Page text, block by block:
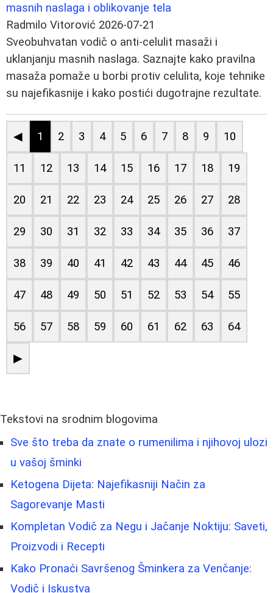
masnih naslaga i oblikovanje tela
Radmilo Vitorović 2026-07-21
Sveobuhvatan vodič o anti-celulit masaži i
uklanjanju masnih naslaga. Saznajte kako pravilna
masaža pomaže u borbi protiv celulita, koje tehnike
su najefikasnije i kako postići dugotrajne rezultate.
◀ 1 2 3 4 5 6 7 8 9 10
11 12 13 14 15 16 17 18 19
20 21 22 23 24 25 26 27 28
29 30 31 32 33 34 35 36 37
38 39 40 41 42 43 44 45 46
47 48 49 50 51 52 53 54 55
56 57 58 59 60 61 62 63 64
▶
Tekstovi na srodnim blogovima
Sve što treba da znate o rumenilima i njihovoj ulozi
u vašoj šminki
Ketogena Dijeta: Najefikasniji Način za
Sagorevanje Masti
Kompletan Vodič za Negu i Jačanje Noktiju: Saveti,
Proizvodi i Recepti
Kako Pronaći Savršenog Šminkera za Venčanje:
Vodič i Iskustva